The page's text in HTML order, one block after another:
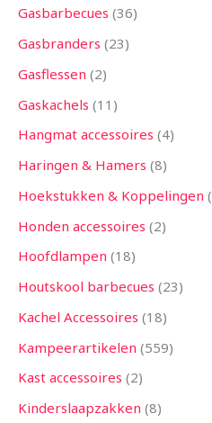
Gasbarbecues 36
Gasbranders 23
Gasflessen 2
Gaskachels 11
Hangmat accessoires 4
Haringen & Hamers 8
Hoekstukken & Koppelingen
Honden accessoires 2
Hoofdlampen 18
Houtskool barbecues 23
Kachel Accessoires 18
Kampeerartikelen 559
Kast accessoires 2
Kinderslaapzakken 8